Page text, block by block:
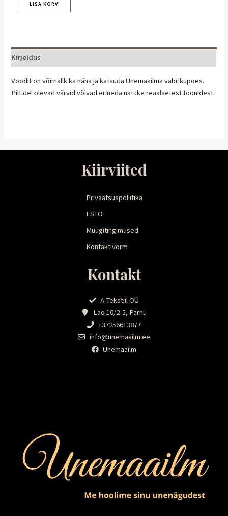
LISA KORVI
Kirjeldus
Voodit on võimalik ka näha ja katsuda Unemaailma vabrikupoes.
Piltidel olevad värvid võivad erineda natuke reaalsetest toonidest.
Kiirviited
Privaatsuspoliitika
ESTO
Müügitingimused
Kontaktivorm
Kontakt
A-Tekstiil OÜ
Lao 10/2-5, Pärnu
+37256613877
info@unemaailm.ee
Unemaailm